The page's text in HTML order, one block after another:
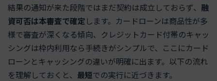
結果の通知が来た段階ではまだ契約は成立しておらず、 融
資可否は本審査で確定 します。カードローンは商品性が多
様で審査が深くなる傾向、クレジットカード付帯のキャッ
シングは枠内利用なら手続きがシンプルで、ここにカード
ローンとキャッシングの違いが明確に出ます。以下の流れ
を理解しておくと、 最短での実行に近づきます。